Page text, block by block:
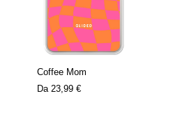
Coffee Mom
Da 23,99 €